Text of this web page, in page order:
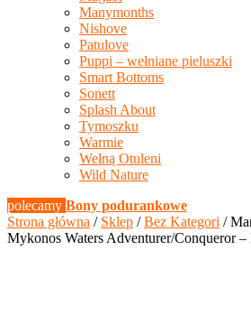
Manymonths
Nishove
Patulove
Puppi – wełniane pieluszki
Smart Bottoms
Sonett
Splash About
Tymoszku
Warmie
Wełną Otuleni
Wild Nature
polecamy Bony podurankowe
Strona główna / Sklep /Bez Kategori /
Mykonos Waters Adventurer/Conqueror